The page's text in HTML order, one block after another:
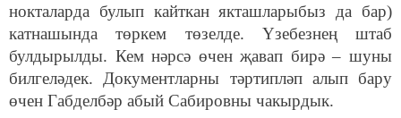
нокталарда булып кайткан якташларыбыз да бар)
катнашында төркем төзелде. Үзебезнең штаб
булдырылды. Кем нәрсә өчен җавап бирә – шуны
билгеләдек. Документларны тәртипләп алып бару
өчен Габделбәр абый Сабировны чакырдык.